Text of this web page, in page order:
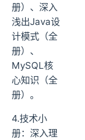
册）、深入
浅出Java设
计模式（全
册）、
MySQL核
心知识（全
册）。
4.技术小
册：深入理